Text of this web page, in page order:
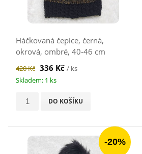
Háčkovaná čepice, černá,
okrová, ombré, 40-46 cm
420 Kč 336 Kč / ks
Skladem: 1 ks
DO KOŠÍKU
-20%